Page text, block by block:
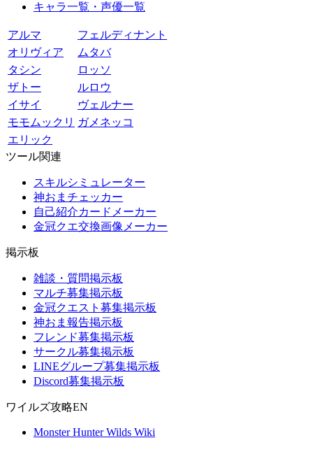
キャラ一覧・声優一覧
アルマ
フェルディナント
オリヴィア
ムタバ
タシン
ロッソ
ザトー
ルロウ
イサイ
ヴェルナー
モモムックリ ガメネッコ
エリック
ツール関連
スキルシミュレーター
神おまチェッカー
自己紹介カードメーカー
金冠クエ交換画像メーカー
掲示板
雑談・質問掲示板
マルチ募集掲示板
金冠クエスト募集掲示板
神おま報告掲示板
フレンド募集掲示板
サークル募集掲示板
LINEグループ募集掲示板
Discord募集掲示板
ワイルズ攻略EN
Monster Hunter Wilds Wiki